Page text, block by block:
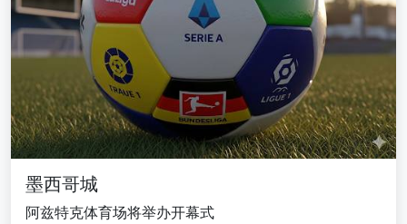
墨西哥城
阿兹特克体育场将举办开幕式